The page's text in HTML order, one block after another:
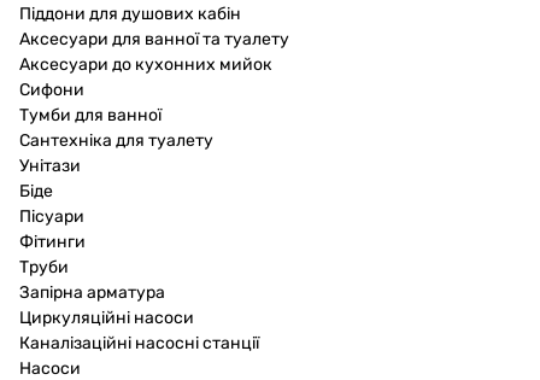
Піддони для душових кабін
Аксесуари для ванної та туалету
Аксесуари до кухонних мийок
Сифони
Тумби для ванної
Сантехніка для туалету
Унітази
Біде
Пісуари
Фітинги
Труби
Запірна арматура
Циркуляційні насоси
Каналізаційні насосні станції
Насоси